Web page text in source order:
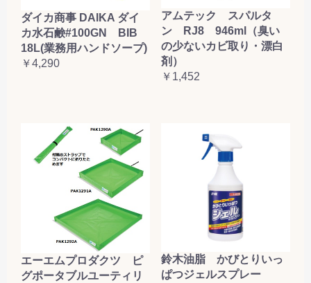
ダイカ商事 DAIKA ダイ
カ水石鹸#100GN BIB
18L(業務用ハンドソープ)
￥4,290
アムテック スパルタ
ン RJ8 946ml（臭い
の少ないカビ取り・漂白
剤）
￥1,452
エーエムプロダクツ ピ
グポータブルユーティリ
鈴木油脂 かびとりいっ
ぱつジェルスプレー